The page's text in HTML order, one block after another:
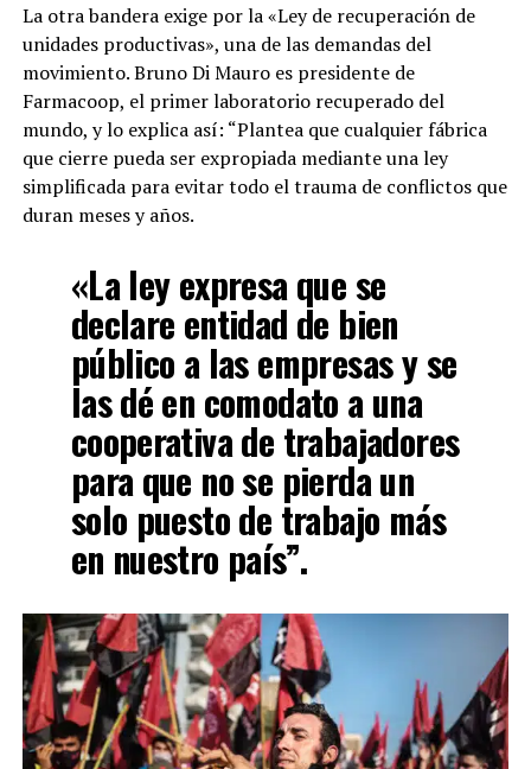
La otra bandera exige por la «Ley de recuperación de
unidades productivas», una de las demandas del
movimiento. Bruno Di Mauro es presidente de
Farmacoop, el primer laboratorio recuperado del
mundo, y lo explica así: “Plantea que cualquier fábrica
que cierre pueda ser expropiada mediante una ley
simplificada para evitar todo el trauma de conflictos que
duran meses y años.
«La ley expresa que se
declare entidad de bien
público a las empresas y se
las dé en comodato a una
cooperativa de trabajadores
para que no se pierda un
solo puesto de trabajo más
en nuestro país”.